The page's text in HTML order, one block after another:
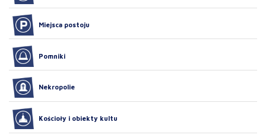
Miejsca postoju
Pomniki
Nekropolie
Kościoły i obiekty kultu